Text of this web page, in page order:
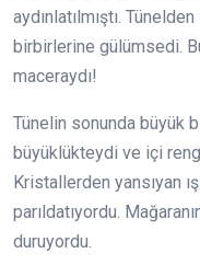
aydınlatılmıştı.
birbirlerine gülümsedi.
maceraydı!
Tünelin sonunda büyük
büyüklükteydi ve içi
Kristallerden yansıyan
parıldatıyordu.
duruyordu.